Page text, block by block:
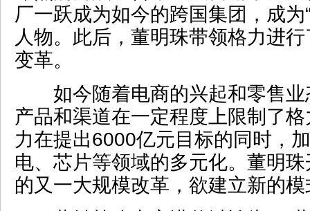
厂一跃成为如今的跨国集团，成为
人物。此后，董明珠带领格力进
变革。
如今随着电商的兴起和零售业
产品和渠道在一定程度上限制了
力在提出6000亿元目标的同时，
电、芯片等领域的多元化。董明
的又一大规模改革，欲建立新的模